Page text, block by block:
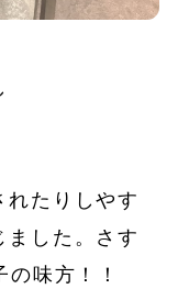
れたりしやす
ました。さす
味方！！